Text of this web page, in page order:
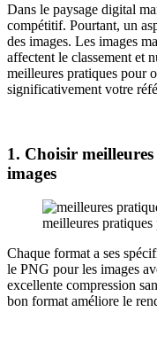
Dans le paysage digital
compétitif. Pourtant, un
des images. Les images
affectent le classement et
meilleures pratiques pour
significativement votre
1. Choisir
images
meilleures
Chaque format a ses
le PNG pour les images
excellente compression
bon format améliore le